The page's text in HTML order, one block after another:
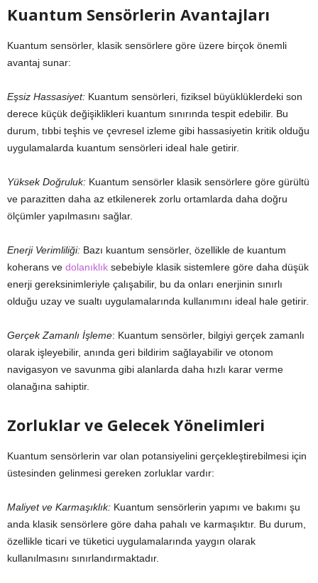
Kuantum Sensörlerin Avantajları
Kuantum sensörler, klasik sensörlere göre üzere birçok önemli
avantaj sunar:
Eşsiz Hassasiyet: Kuantum sensörleri, fiziksel büyüklüklerdeki son
derece küçük değişiklikleri kuantum sınırında tespit edebilir. Bu
durum, tıbbi teşhis ve çevresel izleme gibi hassasiyetin kritik olduğu
uygulamalarda kuantum sensörleri ideal hale getirir.
Yüksek Doğruluk: Kuantum sensörler klasik sensörlere göre gürültü
ve parazitten daha az etkilenerek zorlu ortamlarda daha doğru
ölçümler yapılmasını sağlar.
Enerji Verimliliği: Bazı kuantum sensörler, özellikle de kuantum
koherans ve dolanıklık sebebiyle klasik sistemlere göre daha düşük
enerji gereksinimleriyle çalışabilir, bu da onları enerjinin sınırlı
olduğu uzay ve sualtı uygulamalarında kullanımını ideal hale getirir.
Gerçek Zamanlı İşleme: Kuantum sensörler, bilgiyi gerçek zamanlı
olarak işleyebilir, anında geri bildirim sağlayabilir ve otonom
navigasyon ve savunma gibi alanlarda daha hızlı karar verme
olanağına sahiptir.
Zorluklar ve Gelecek Yönelimleri
Kuantum sensörlerin var olan potansiyelini gerçekleştirebilmesi için
üstesinden gelinmesi gereken zorluklar vardır:
Maliyet ve Karmaşıklık: Kuantum sensörlerin yapımı ve bakımı şu
anda klasik sensörlere göre daha pahalı ve karmaşıktır. Bu durum,
özellikle ticari ve tüketici uygulamalarında yaygın olarak
kullanılmasını sınırlandırmaktadır.